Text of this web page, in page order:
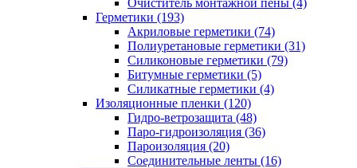
Очиститель монтажной пены (4)
Герметики (193)
Акриловые герметики (74)
Полиуретановые герметики (31)
Силиконовые герметики (79)
Битумные герметики (5)
Силикатные герметики (4)
Изоляционные пленки (120)
Гидро-ветрозащита (48)
Паро-гидроизоляция (36)
Пароизоляция (20)
Соединительные ленты (16)